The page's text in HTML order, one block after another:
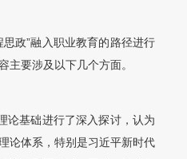
政”融入职业教育的路径进行
主要涉及以下几个方面。
论基础进行了深入探讨，认为
论体系，特别是习近平新时代